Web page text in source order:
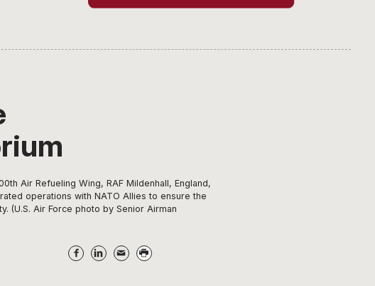
Air Refueling Wing, RAF Mildenhall, England,
operations with NATO Allies to ensure the
(U.S. Air Force photo by Senior Airman